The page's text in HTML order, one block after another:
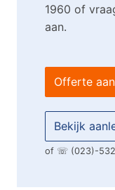
1960 of
aan.
Offerte
Bekijk
of ☏ (023)-